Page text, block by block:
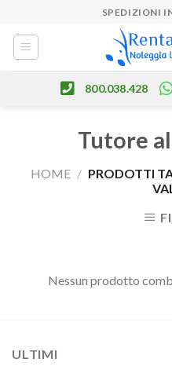
content
SPEDIZIONI
800.038.428
Tutore
HOME / PRODOTTI
Nessun prodotto
ULTIMI